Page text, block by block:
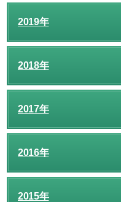
2019年
2018年
2017年
2016年
2015年